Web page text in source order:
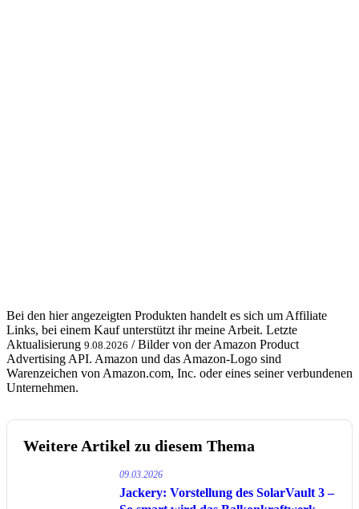
Bei den hier angezeigten Produkten handelt es sich um Affiliate
Links, bei einem Kauf unterstützt ihr meine Arbeit. Letzte
Aktualisierung 9.08.2026 / Bilder von der Amazon Product
Advertising API. Amazon und das Amazon-Logo sind
Warenzeichen von Amazon.com, Inc. oder eines seiner verbundenen
Unternehmen.
Weitere Artikel zu diesem Thema
09.03.2026
Jackery: Vorstellung des SolarVault 3 –